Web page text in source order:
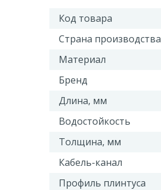
Код товара
Страна производства
Материал
Бренд
Длина, мм
Водостойкость
Толщина, мм
Кабель-канал
Профиль плинтуса